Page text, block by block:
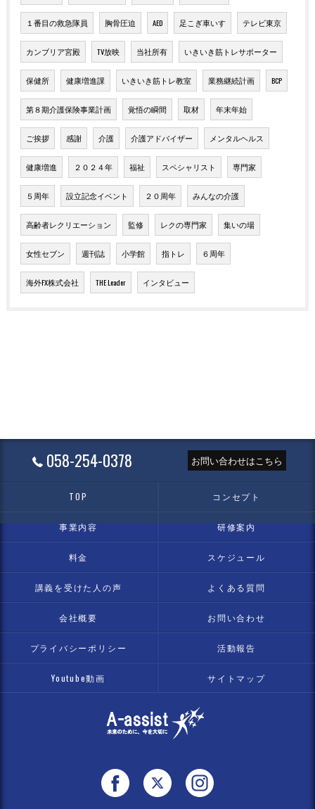
１番目の救急隊員 胸骨圧迫 AED 足こぎ車いす テレビ東京
カンブリア宮殿 TV放映 当社所有 いきいき筋トレサポーター
保健所 健康増進課 いきいき筋トレ教室 業務継続計画 BCP
第８期介護保険事業計画 覚悟の瞬間 取材 年末年始
ご挨拶 感謝 介護 介護アドバイザー メンタルヘルス
健康増進 ２０２４年 福祉 スペシャリスト 専門家
５周年 設立記念イベント ２０周年 みんなの介護
高齢者レクリエーション 監修 レクの専門家 集いの場
女性セブン 週刊誌 小学館 指トレ ６周年
海外FX株式会社 THE Leader インタビュー
058-254-0378 お問い合わせはこちら
TOP コンセプト
事業内容 研修案内
料金 スケジュール
講義を受けた人の声 よくある質問
会社概要 お問い合わせ
プライバシーポリシー 活動報告
Youtube動画 サイトマップ